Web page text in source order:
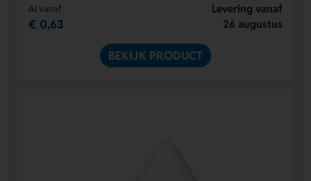
Al vanaf
€ 0,63
Levering vanaf
26 augustus
BEKIJK PRODUCT